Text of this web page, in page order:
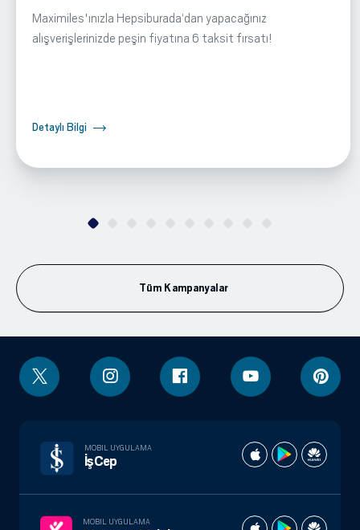
Maximiles'ınızla Hepsiburada‘dan yapacağınız
alışverişlerinizde peşin fiyatına 6 taksit fırsatı!
Detaylı Bilgi
Tüm Kampanyalar
MOBIL UYGULAMA
İşCep
MOBIL UYGULAMA